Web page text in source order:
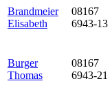
Brandmeier
Elisabeth
08167
6943-13
Burger
Thomas
08167
6943-21